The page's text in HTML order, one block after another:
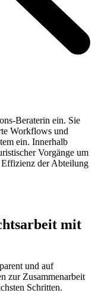
Beraterin ein. Sie
Workflows und
ein. Innerhalb
Vorgänge um
der Abteilung
mit
und auf
zur Zusammenarbeit
Schritten.